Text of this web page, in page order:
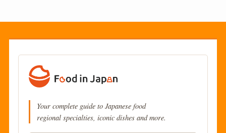
Your complete guide to Japanese food
regional specialties, iconic dishes and more.